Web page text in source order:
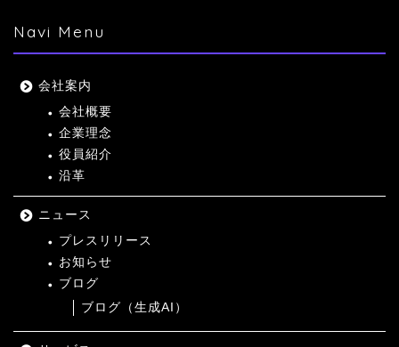
Navi Menu
会社案内
会社概要
企業理念
役員紹介
沿革
ニュース
プレスリリース
お知らせ
ブログ
ブログ（生成AI）